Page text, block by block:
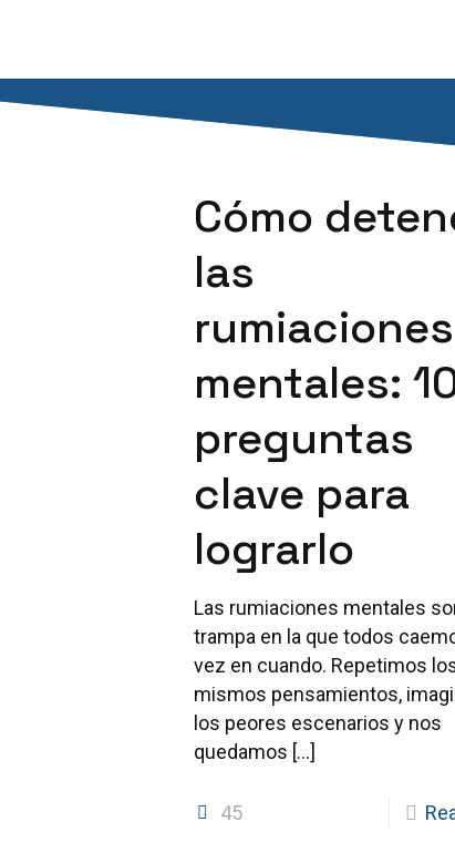
Cómo
las
rumiaciones
mentales:
preguntas
clave para
lograrlo
Las rumiaciones mentales
trampa en la que todos
vez en cuando. Repetimos
mismos pensamientos,
los peores escenarios y nos
quedamos […]
45